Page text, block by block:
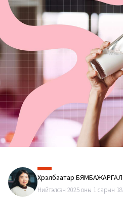
Хүрэлбаатар БЯМБАЖАРГАЛ
Нийтэлсэн 2025 оны 1 сарын 18